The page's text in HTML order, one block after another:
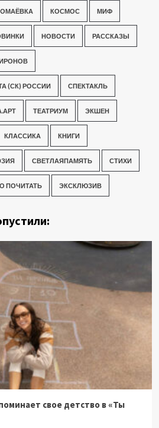
КОСМОС МИФ
НОВОСТИ РАССКАЗЫ
(СК) РОССИИ СПЕКТАКЛЬ
ТЕАТРИУМ ЭКШЕН
КЛАССИКА КНИГИ
СВЕТЛАЯПАМЯТЬ СТИХИ
ПОЧИТАТЬ ЭКСКЛЮЗИВ
свое детство в «Ты